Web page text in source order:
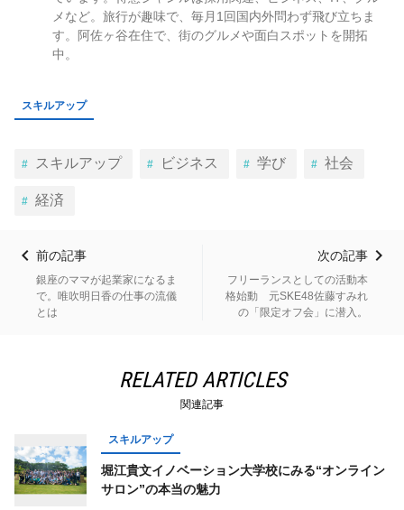
メなど。旅行が趣味で、毎月1回国内外問わず飛び立ちま
す。阿佐ヶ谷在住で、街のグルメや面白スポットを開拓
中。
スキルアップ
スキルアップ ビジネス 学び 社会
経済
前の記事
銀座のママが起業家になるま
で。唯吹明日香の仕事の流儀
とは
次の記事
フリーランスとしての活動本
格始動 元SKE48佐藤すみれ
の「限定オフ会」に潜入。
RELATED ARTICLES
関連記事
スキルアップ
堀江貴文イノベーション大学校にみる“オンライン
サロン”の本当の魅力